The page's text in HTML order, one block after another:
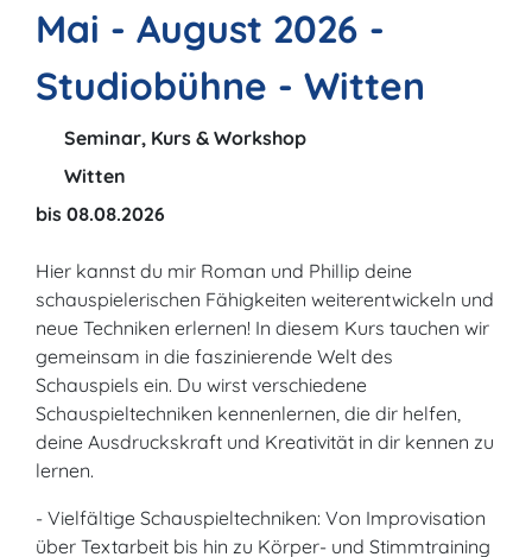
Mai - August 2026 -
Studiobühne - Witten
Seminar, Kurs & Workshop
Witten
bis 08.08.2026
Hier kannst du mir Roman und Phillip deine
schauspielerischen Fähigkeiten weiterentwickeln und
neue Techniken erlernen! In diesem Kurs tauchen wir
gemeinsam in die faszinierende Welt des
Schauspiels ein. Du wirst verschiedene
Schauspieltechniken kennenlernen, die dir helfen,
deine Ausdruckskraft und Kreativität in dir kennen zu
lernen.
- Vielfältige Schauspieltechniken: Von Improvisation
über Textarbeit bis hin zu Körper- und Stimmtraining